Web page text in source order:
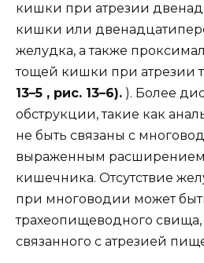
кишки при атрезии
кишки или
желудка, а также
тощей кишки при атрезии
13–5 , рис. 13–6). ). Более
обструкции, такие как
не быть связаны с
выраженным расширением
кишечника. Отсутствие
при многоводии может
трахеопищеводного свища,
связанного с атрезией